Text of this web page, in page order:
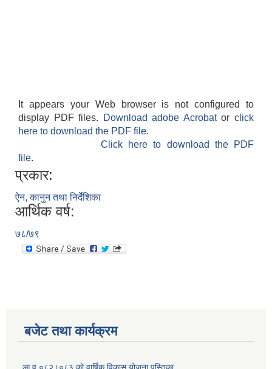
It appears your Web browser is not configured to
display PDF files.
Download adobe Acrobatorclick
here to download the PDF file.
Click here to download the PDF
file.
प्रकार:
ऐन, कानुन तथा निर्देशिका
आर्थिक वर्ष:
७८/७९
बजेट तथा कार्यक्रम